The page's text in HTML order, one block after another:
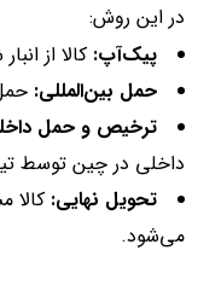
در این روش:
پیک‌آپ: کالا از
حمل بین‌المللی:
ترخیص و حمل
داخلی در چین توسط
تحویل نهایی: کالا
می‌شود.